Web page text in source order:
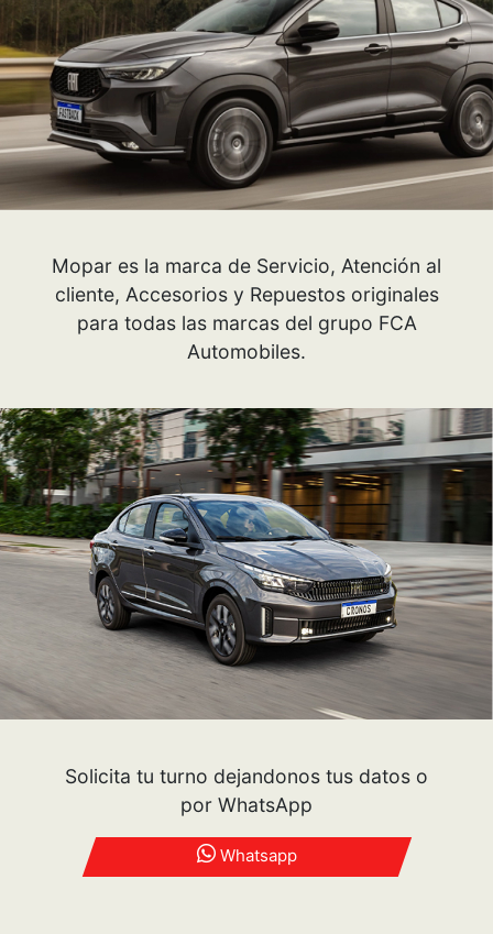
Mopar es la marca de Servicio, Atención al
cliente, Accesorios y Repuestos originales
para todas las marcas del grupo FCA
Automobiles.
Solicita tu turno dejandonos tus datos o
por WhatsApp
Whatsapp